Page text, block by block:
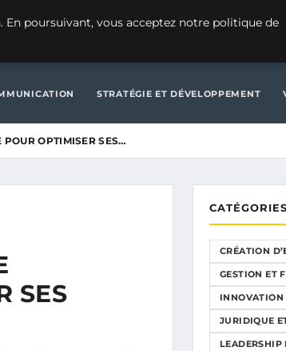
STRATÉGIE ET DÉVELOPPEMENT
POUR OPTIMISER SES…
SES
CATÉGORIES
CRÉATION
GESTION ET
INNOVATION
JURIDIQUE
LEADERSHIP
poursuivant, vous acceptez notre politique de